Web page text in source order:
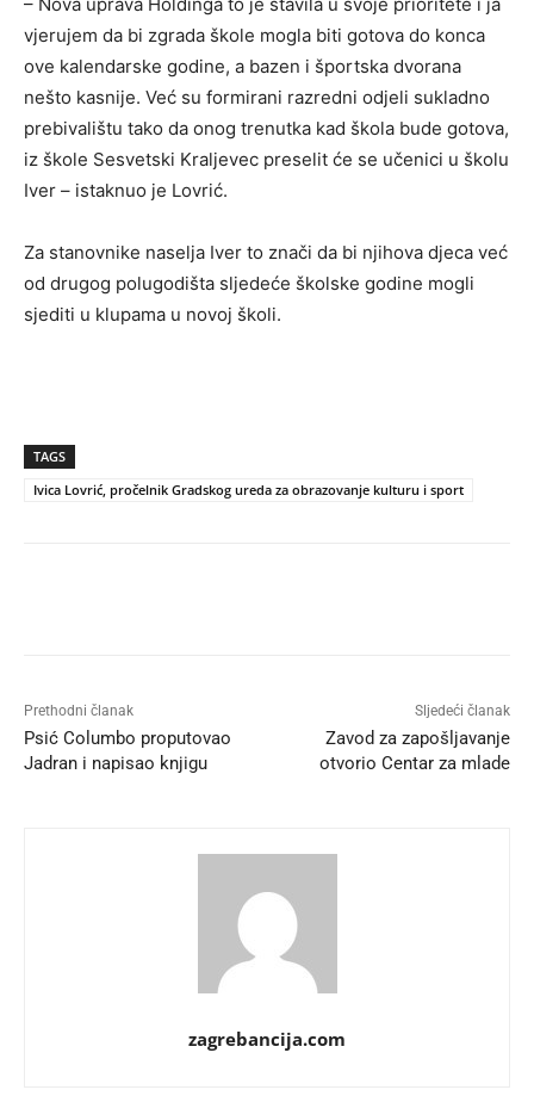
vjerujem da bi zgrada škole mogla biti gotova do konca
ove kalendarske godine, a bazen i športska dvorana
nešto kasnije. Već su formirani razredni odjeli sukladno
prebivalištu tako da onog trenutka kad škola bude gotova,
iz škole Sesvetski Kraljevec preselit će se učenici u školu
Iver – istaknuo je Lovrić.
Za stanovnike naselja Iver to znači da bi njihova djeca već
od drugog polugodišta sljedeće školske godine mogli
sjediti u klupama u novoj školi.
TAGS
Ivica Lovrić, pročelnik Gradskog ureda za obrazovanje kulturu i sport
Prethodni članak
Psić Columbo proputovao
Jadran i napisao knjigu
Sljedeći članak
Zavod za zapošljavanje
otvorio Centar za mlade
zagrebancija.com